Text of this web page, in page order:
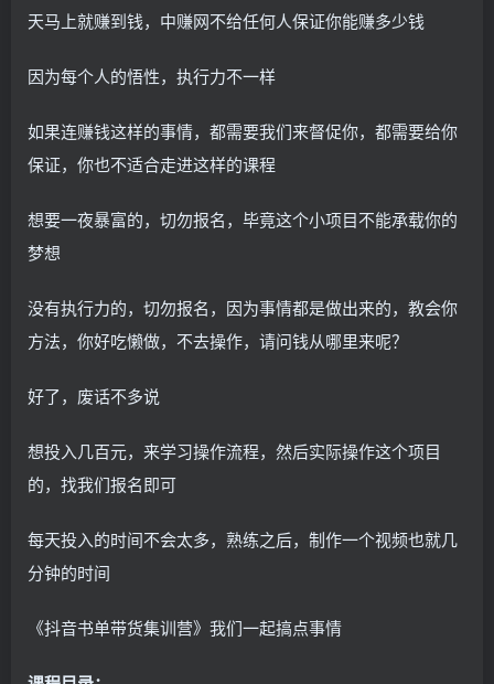
天马上就赚到钱，中赚网不给任何人保证你能赚多少钱
因为每个人的悟性，执行力不一样
如果连赚钱这样的事情，都需要我们来督促你，都需要给你
保证，你也不适合走进这样的课程
想要一夜暴富的，切勿报名，毕竟这个小项目不能承载你的
梦想
没有执行力的，切勿报名，因为事情都是做出来的，教会你
方法，你好吃懒做，不去操作，请问钱从哪里来呢？
好了，废话不多说
想投入几百元，来学习操作流程，然后实际操作这个项目
的，找我们报名即可
每天投入的时间不会太多，熟练之后，制作一个视频也就几
分钟的时间
《抖音书单带货集训营》我们一起搞点事情